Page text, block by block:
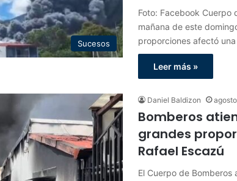
Sucesos
Foto: Facebook Cuerpo
mañana de este
proporciones afectó
Leer más »
Daniel Baldizon
Bomberos
grandes
Rafael Escazú
El Cuerpo de Bomberos